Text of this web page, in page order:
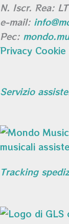
N. Iscr. Rea:
e-mail:
Pec:
Privacy
Servizio
Tracking